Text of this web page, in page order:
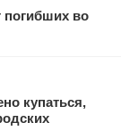
погибших во
купаться,